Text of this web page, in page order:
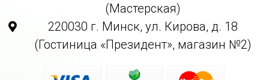
(Мастерская)
220030 г. Минск, ул. Кирова, д. 18
(Гостиница «Президент», магазин №2)